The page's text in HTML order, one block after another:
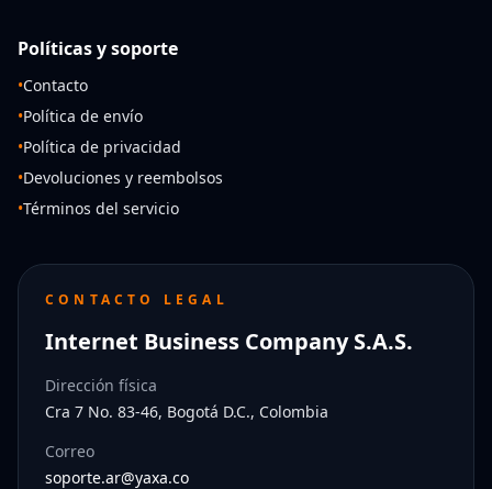
Políticas y soporte
•Contacto
•Política de envío
•Política de privacidad
•Devoluciones y reembolsos
•Términos del servicio
CONTACTO LEGAL
Internet Business Company S.A.S.
Dirección física
Cra 7 No. 83-46, Bogotá D.C., Colombia
Correo
soporte.ar@yaxa.co